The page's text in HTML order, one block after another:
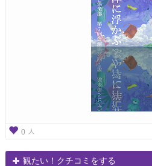
0 人
観たい！クチコミをする